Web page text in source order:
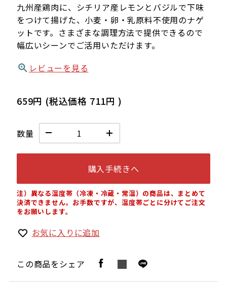
九州産鶏肉に、シチリア産レモンとバジルで下味
をつけて揚げた、小麦・卵・乳原料不使用のナゲ
ットです。さまざまな調理方法で提供できるので
幅広いシーンでご活用いただけます。
レビューを見る
659円 (税込価格 711円 )
数量
購入手続きへ
注）異なる温度帯（冷凍・冷蔵・常温）の商品は、まとめて
決済できません。お手数ですが、温度帯ごとに分けてご注文
をお願いします。
お気に入りに追加
この商品をシェア